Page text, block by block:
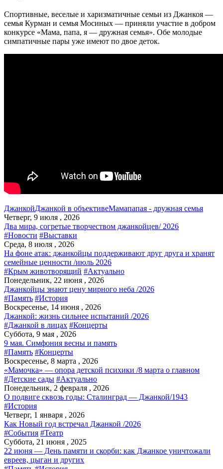
Спортивные, веселые и харизматичные семьи из Джанкоя —
семья Курман и семья Мосиных — приняли участие в добром
конкурсе «Мама, папа, я — дружная семья». Обе молодые
симпатичные пары уже имеют по двое деток.
ДжанкойДжанкой в объективеМамапапая - дружная семья
Четверг, 9 июля , 2026
Два мира, согретые творчеством джанкойцев/ 2026
#Новости #Выставки
Среда, 8 июля , 2026
На фоне атак: джанкойцы поддерживают друг друга и хранят
семейные ценности /июль 2026
#Крым животворящий #Актуально
Понедельник, 22 июня , 2026
Джанкойцы знают цену мирного неба /2026
#Память #История
Воскресенье, 14 июня , 2026
Джанкой: жизнь сильнее испытаний /2026
#Джанкой в лицах #Концерты
Суббота, 9 мая , 2026
9 мая. Симфония весны и память
#Память #Концерты
Воскресенье, 8 марта , 2026
«Мамочка» — опора детской психики /8 марта о главном
#Детские сады #Актуально
Понедельник, 2 февраля , 2026
О подвиге сквозь годы: Сталинград — Джанкой/1943
#История
Четверг, 1 января , 2026
Как Новый год встречал Джанкой /2026
#События #Театр
Суббота, 21 июня , 2025
22 июня — День памяти и скорби: как Джанкое уничтожали
евреев, цыган и других